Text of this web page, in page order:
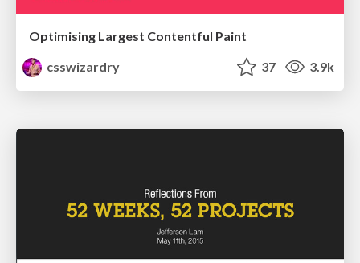
Optimising Largest Contentful Paint
csswizardry
37 3.9k